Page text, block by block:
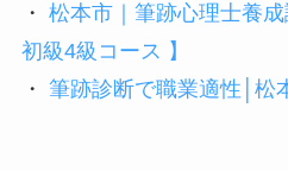
・ 松本市｜筆跡心理士養
初級4級コース 】
・ 筆跡診断で職業適性│松